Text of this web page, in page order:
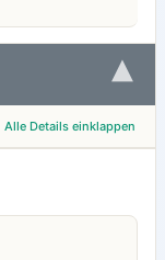
▾
Alle Details einklappen